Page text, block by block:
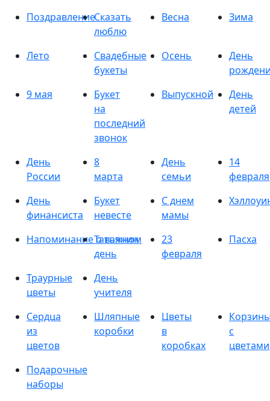
ПоздравлениеСказать
люблю
Весна Зима
Лето
Свадебные
букеты
Осень
День
9 мая
Букет
на
последний
звонок
Выпускной
День
детей
День
России
8
марта
День
семьи
14
февраля
День
финансиста
Букет
невесте
С днем
мамы
Напоминание о важном
Татьянин
день
23
февраля
Пасха
Траурные
цветы
День
учителя
Сердца
из
цветов
Шляпные
коробки
Цветы
в
коробках
с
цветами
Подарочные
наборы